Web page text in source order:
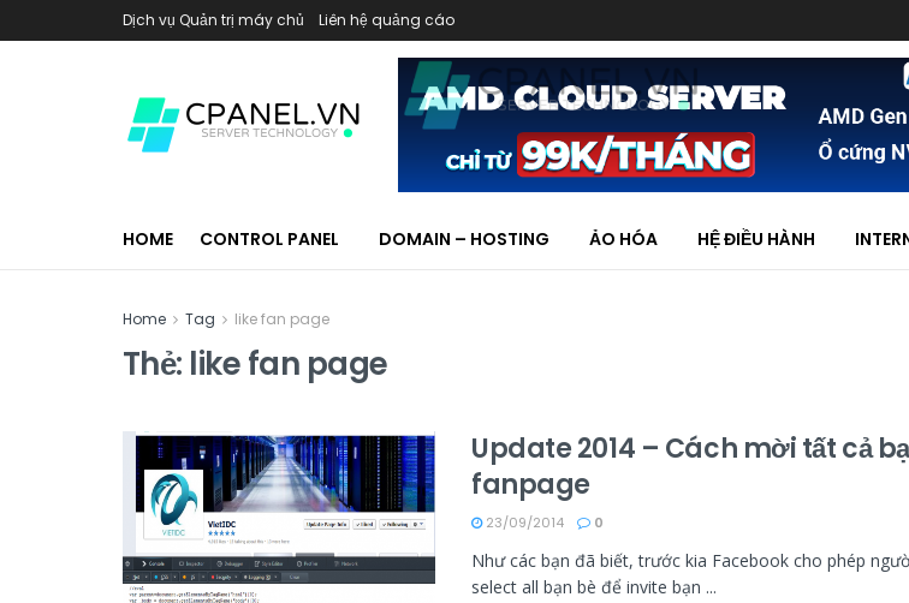
Dịch vụ Quản trị máy chủ Liên hệ quảng cáo
HOME CONTROL PANEL DOMAIN – HOSTING ẢO HÓA HỆ ĐIỀU HÀNH
Home Tag like fan page
Thẻ: like fan page
Update 2014 – Cách mời tất cả
fanpage
23/09/2014 0
Như các bạn đã biết, trước kia Facebook cho phép
select all bạn bè để invite bạn ...